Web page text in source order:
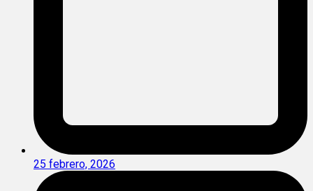
25 febrero, 2026